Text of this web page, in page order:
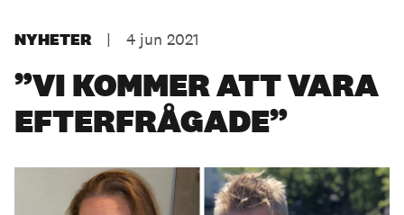
NYHETER | 4 jun 2021
”VI KOMMER ATT VARA
EFTERFRÅGADE”